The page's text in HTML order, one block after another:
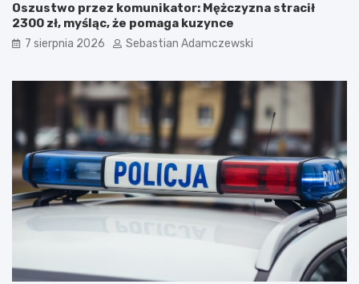
Oszustwo przez komunikator: Mężczyzna stracił
2300 zł, myśląc, że pomaga kuzynce
7 sierpnia 2026 Sebastian Adamczewski